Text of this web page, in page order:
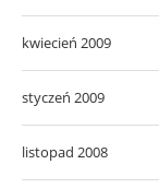
kwiecień 2009
styczeń 2009
listopad 2008